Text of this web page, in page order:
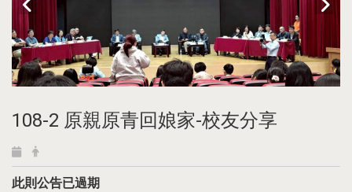
108-2 原親原青回娘家-校友分享
此則公告已過期